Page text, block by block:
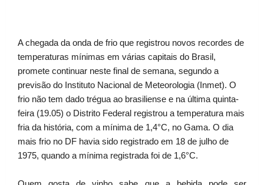
A chegada da onda de frio que registrou novos recordes de
temperaturas mínimas em várias capitais do Brasil,
promete continuar neste final de semana, segundo a
previsão do Instituto Nacional de Meteorologia (Inmet). O
frio não tem dado trégua ao brasiliense e na última quinta-
feira (19.05) o Distrito Federal registrou a temperatura mais
fria da história, com a mínima de 1,4°C, no Gama. O dia
mais frio no DF havia sido registrado em 18 de julho de
1975, quando a mínima registrada foi de 1,6°C.